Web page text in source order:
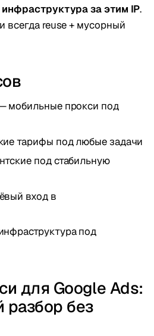
за этим IP.
всегда reuse + мусорный
мобильные прокси под
тарифы под любые задачи
под стабильную
вход в
под
для Google Ads:
разбор без